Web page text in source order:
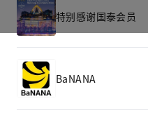
特别感谢国泰会员
BaNANA